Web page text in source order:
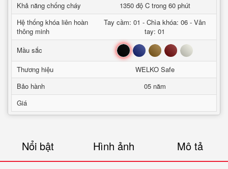
Khả năng chống cháy
1350 độ C trong 60 phút
Hệ thống khóa liên hoàn
thông minh
Tay cầm: 01 - Chìa khóa: 06 - Vân
tay: 01
Mầu sắc
Đen Xanh Nâu Đỏ Trắng
Thương hiệu
WELKO Safe
Bảo hành
05 năm
Giá
Nổi bật Hình ảnh Mô tả